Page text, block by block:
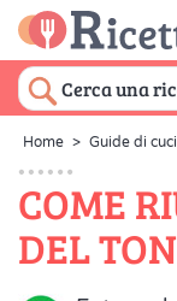
Home > Guide di
COME
DEL